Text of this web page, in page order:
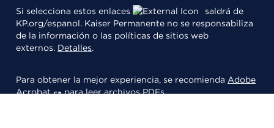
Si selecciona estos enlaces
saldrá de
KP.org/espanol. Kaiser Permanente no se responsabiliza
de la información o las políticas de sitios web
externos. Detalles.
Para obtener la mejor experiencia, se recomienda Adobe
Acrobat
para leer archivos PDFs.